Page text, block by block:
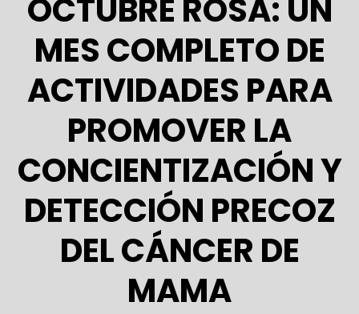
OCTUBRE ROSA: UN
MES COMPLETO DE
ACTIVIDADES PARA
PROMOVER LA
CONCIENTIZACIÓN Y
DETECCIÓN PRECOZ
DEL CÁNCER DE
MAMA